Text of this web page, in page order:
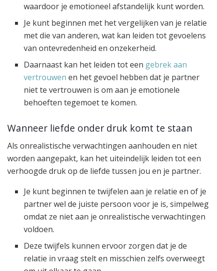
waardoor je emotioneel afstandelijk kunt worden.
Je kunt beginnen met het vergelijken van je relatie
met die van anderen, wat kan leiden tot gevoelens
van ontevredenheid en onzekerheid.
Daarnaast kan het leiden tot een gebrek aan
vertrouwen en het gevoel hebben dat je partner
niet te vertrouwen is om aan je emotionele
behoeften tegemoet te komen.
Wanneer liefde onder druk komt te staan
Als onrealistische verwachtingen aanhouden en niet
worden aangepakt, kan het uiteindelijk leiden tot een
verhoogde druk op de liefde tussen jou en je partner.
Je kunt beginnen te twijfelen aan je relatie en of je
partner wel de juiste persoon voor je is, simpelweg
omdat ze niet aan je onrealistische verwachtingen
voldoen.
Deze twijfels kunnen ervoor zorgen dat je de
relatie in vraag stelt en misschien zelfs overweegt